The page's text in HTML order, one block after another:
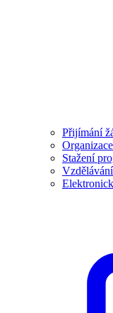
Přijímání
Stažení